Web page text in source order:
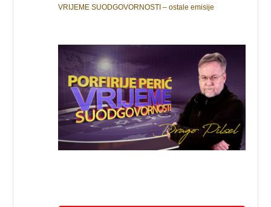
VRIJEME SUODGOVORNOSTI – ostale emisije